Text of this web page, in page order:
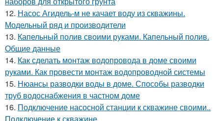
12. Насос Агидель-м не качает воду из скважины.
Модельный ряд и производители
13. Капельный полив своими руками. Капельный полив.
Общие данные
14. Как сделать монтаж водопровода в доме своими
руками. Как провести монтаж водопроводной системы
15. Нюансы разводки воды в доме. Способы разводки
труб водоснабжения в частном доме
16. Подключение насосной станции к скважине своими..